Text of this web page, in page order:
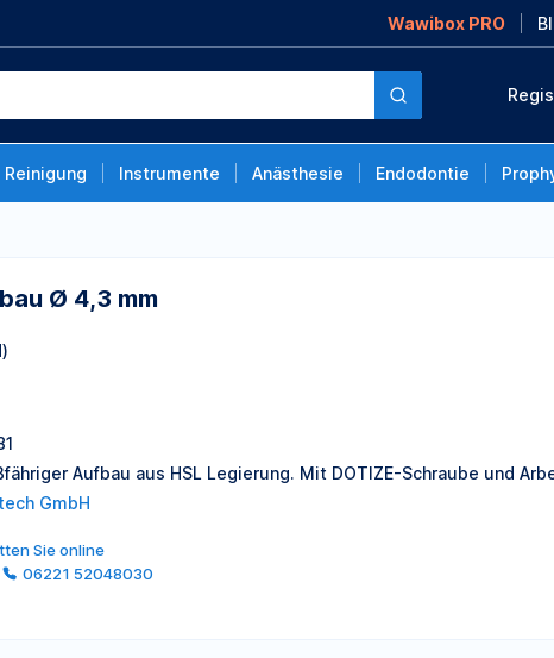
Wawibox PRO
Instrumente Anästhesie Endodontie
Ø 4,3 mm
Aufbau aus HSL Legierung. Mit DOTIZE-Schraube und
GmbH
Sie online
06221 52048030